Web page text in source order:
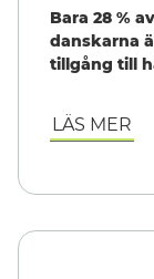
Bara 28 %
danskarna
tillgång till
LÄS MER